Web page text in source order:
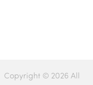
Copyright © 2026 All